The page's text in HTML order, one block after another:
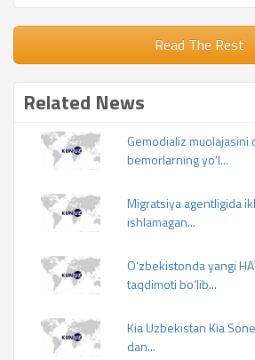
Read The Rest
Related News
Gemodializ muolajasini
bemorlarning yo‘l...
Migratsiya agentligida
ishlamagan...
O‘zbekistonda yangi
taqdimoti bo‘lib...
Kia Uzbekistan Kia
dan...